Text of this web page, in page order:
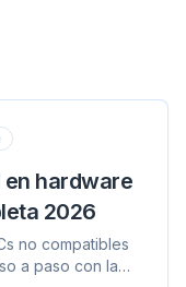
en hardware
2026
no compatibles
a paso con la